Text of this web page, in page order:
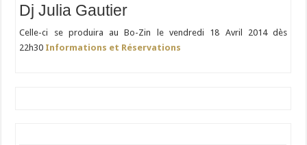
Dj Julia Gautier
Celle-ci se produira au Bo-Zin le vendredi 18 Avril 2014 dès
22h30 Informations et Réservations